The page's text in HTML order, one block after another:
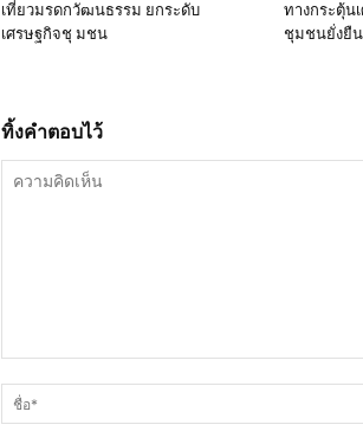
เที่ยวมรดกวัฒนธรรม ยกระดับ
เศรษฐกิจชุ มชน
ทางกระตุ้น
ชุมชนยั่งยืน
ทิ้งคำตอบไว้
คิด
เห็น